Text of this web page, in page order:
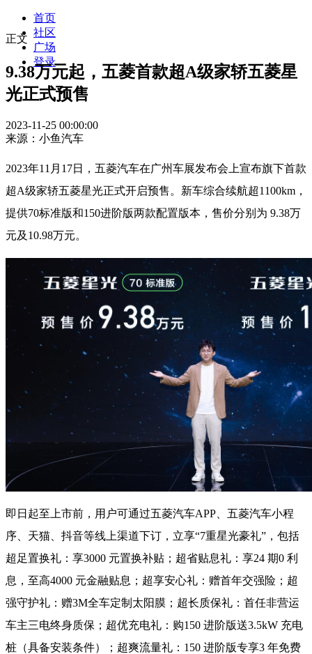
首页
社区
广场
登录
正文
9.38万元起，五菱首款超A级家轿五菱星
光正式预售
2023-11-25 00:00:00
来源：小鱼汽车
2023年11月17日，五菱汽车在广州车展发布会上宣布旗下首款
超A级家轿五菱星光正式开启预售。新车综合续航超1100km，
提供70标准版和150进阶版两款配置版本，售价分别为 9.38万
元及10.98万元。
即日起至上市前，用户可通过五菱汽车APP、五菱汽车小程
序、天猫、抖音等线上渠道下订，立享“7重星光豪礼”，包括
超足置换礼：享3000 元置换补贴；超省贴息礼：享24 期0 利
息，至高4000 元金融贴息；超享安心礼：赠首年交强险；超
强守护礼：赠3M全车定制太阳膜；超长质保礼：首任非营运
车主三电终身质保；超优充电礼：购150 进阶版送3.5kW 充电
桩（具备安装条件）；超爽流量礼：150 进阶版专享3 年免费